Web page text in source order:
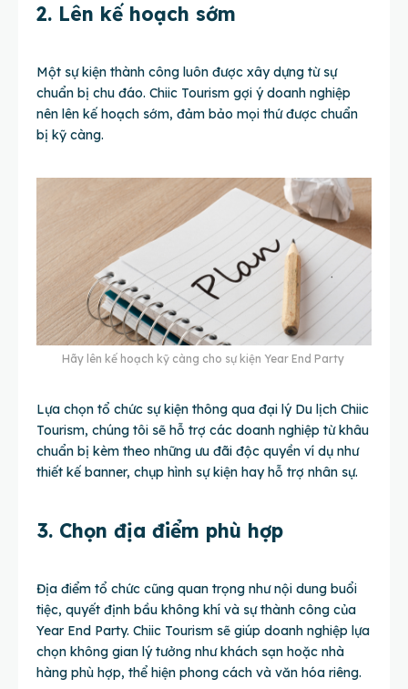
2. Lên kế hoạch sớm
Một sự kiện thành công luôn được xây dựng từ sự
chuẩn bị chu đáo. Chiic Tourism gợi ý doanh nghiệp
nên lên kế hoạch sớm, đảm bảo mọi thứ được chuẩn
bị kỹ càng.
Hãy lên kế hoạch kỹ càng cho sự kiện Year End Party
Lựa chọn tổ chức sự kiện thông qua đại lý Du lịch Chiic
Tourism, chúng tôi sẽ hỗ trợ các doanh nghiệp từ khâu
chuẩn bị kèm theo những ưu đãi độc quyền ví dụ như
thiết kế banner, chụp hình sự kiện hay hỗ trợ nhân sự.
3. Chọn địa điểm phù hợp
Địa điểm tổ chức cũng quan trọng như nội dung buổi
tiệc, quyết định bầu không khí và sự thành công của
Year End Party. Chiic Tourism sẽ giúp doanh nghiệp lựa
chọn không gian lý tưởng như khách sạn hoặc nhà
hàng phù hợp, thể hiện phong cách và văn hóa riêng.